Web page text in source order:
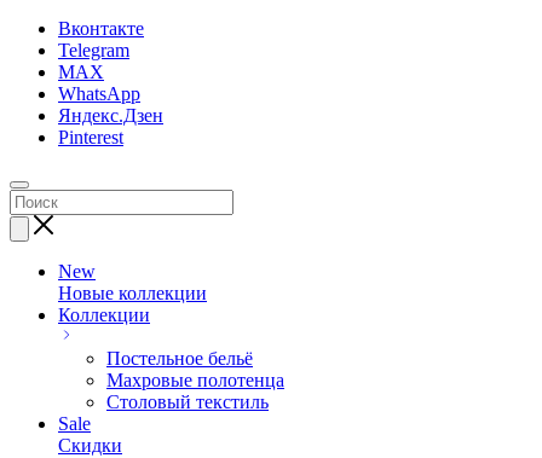
Вконтакте
Telegram
MAX
WhatsApp
Яндекс.Дзен
Pinterest
New
Новые коллекции
Коллекции
Постельное бельё
Махровые полотенца
Столовый текстиль
Sale
Скидки